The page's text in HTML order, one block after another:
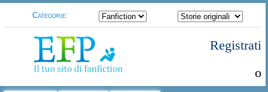
Categorie:
Registrati
o